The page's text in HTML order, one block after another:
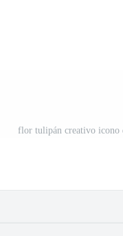
flor tulipán creativo icono